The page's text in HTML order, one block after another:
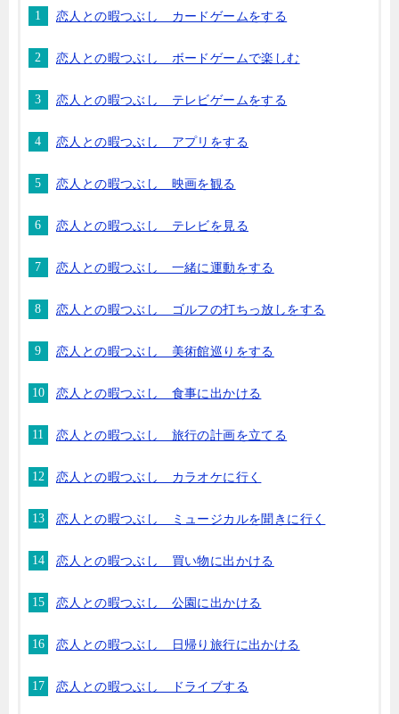
恋人との暇つぶし カードゲームをする
恋人との暇つぶし ボードゲームで楽しむ
恋人との暇つぶし テレビゲームをする
恋人との暇つぶし アプリをする
恋人との暇つぶし 映画を観る
恋人との暇つぶし テレビを見る
恋人との暇つぶし 一緒に運動をする
恋人との暇つぶし ゴルフの打ちっ放しをする
恋人との暇つぶし 美術館巡りをする
恋人との暇つぶし 食事に出かける
恋人との暇つぶし 旅行の計画を立てる
恋人との暇つぶし カラオケに行く
恋人との暇つぶし ミュージカルを聞きに行く
恋人との暇つぶし 買い物に出かける
恋人との暇つぶし 公園に出かける
恋人との暇つぶし 日帰り旅行に出かける
恋人との暇つぶし ドライブする